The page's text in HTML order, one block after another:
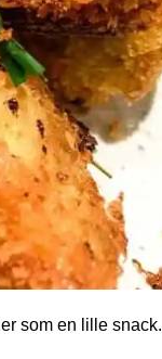
som en lille snack.